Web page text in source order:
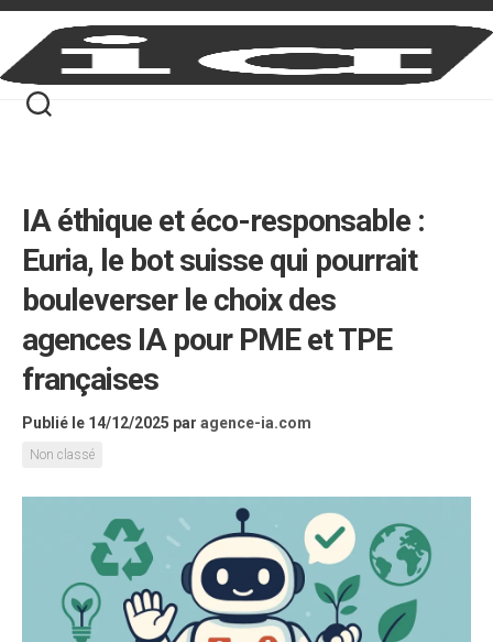
Skip
content
IA éthique et éco-responsable :
Euria, le bot suisse qui pourrait
bouleverser le choix des
agences IA pour PME et TPE
françaises
Publié le 14/12/2025 par agence-ia.com
Non classé